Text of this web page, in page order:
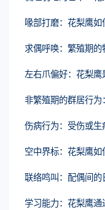
喙部打磨：花梨鹰
求偶呼唤：繁殖期的
左右爪偏好：花梨鹰
非繁殖期的群居行
伤病行为：受伤或生
空中界标：花梨鹰
联络鸣叫：配偶间的
学习能力：花梨鹰通